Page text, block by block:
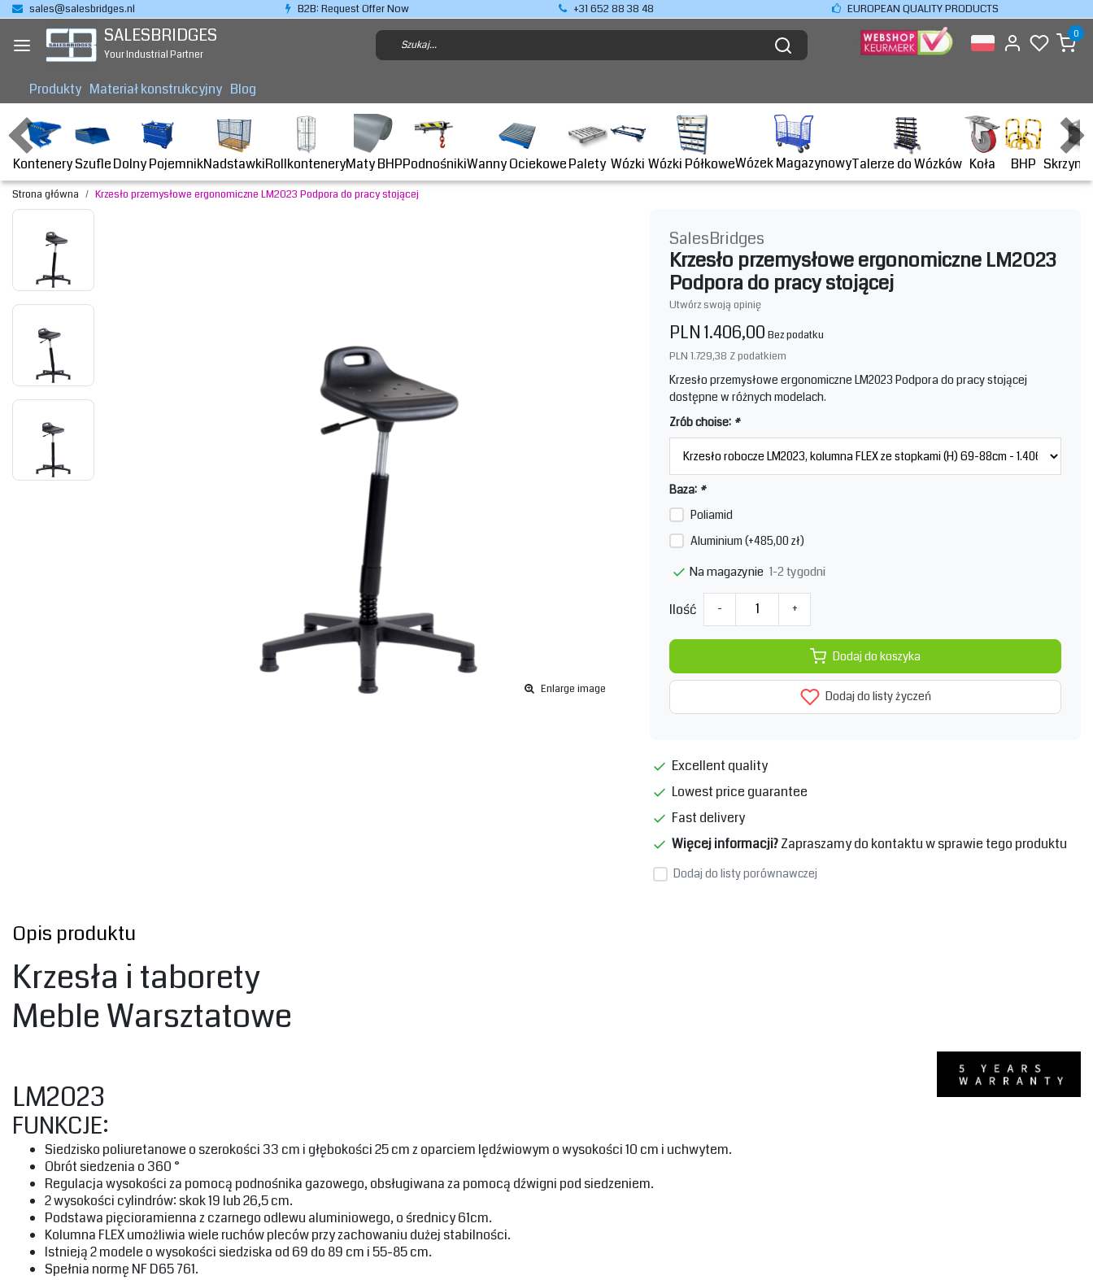
sales@salesbridges.nl B2B: Request Offer Now +31 652 88 38 48 EUROPEAN QUALITY PRODUCTS
SALESBRIDGES
Your Industrial Partner
0
Produkty Materiał konstrukcyjny Blog
KontenerySzufleDolny PojemnikNadstawkiRollkonteneryMaty BHPPodnośnikiWanny OciekowePalety Wózki Wózki PółkoweWózek MagazynowyTalerze do Wózków Koła BHP
Strona główna Krzesło przemysłowe ergonomiczne LM2023 Podpora do pracy stojącej
Enlarge image
SalesBridges
Krzesło przemysłowe ergonomiczne LM2023
Podpora do pracy stojącej
Utwórz swoją opinię
PLN 1.406,00 Bez podatku
PLN 1.729,38 Z podatkiem
Krzesło przemysłowe ergonomiczne LM2023 Podpora do pracy stojącej
dostępne w różnych modelach.
Zrób choise: *
Baza: *
Poliamid
Aluminium (+485,00 zł)
Na magazynie 1-2 tygodni
Ilość - +
Dodaj do koszyka
Dodaj do listy życzeń
Excellent quality
Lowest price guarantee
Fast delivery
Więcej informacji?Zapraszamy do kontaktu w sprawie tego produktu
Dodaj do listy porównawczej
Opis produktu
Krzesła i taborety
Meble Warsztatowe
LM2023
‎FUNKCJE:‎
Siedzisko poliuretanowe o szerokości 33 cm i głębokości 25 cm z oparciem lędźwiowym o wysokości 10 cm i uchwytem.
‎Obrót siedzenia o 360 °‎‎
‎Regulacja wysokości za pomocą podnośnika gazowego, obsługiwana za pomocą dźwigni pod siedzeniem.‎
‎2 wysokości cylindrów: skok 19 lub 26,5 cm.‎
‎Podstawa pięcioramienna z czarnego odlewu aluminiowego, o średnicy 61cm.‎
‎Kolumna FLEX umożliwia wiele ruchów pleców przy zachowaniu dużej stabilności.‎
‎Istnieją 2 modele o wysokości siedziska od 69 do 89 cm i 55-85 cm.‎
‎Spełnia normę NF D65 761.‎